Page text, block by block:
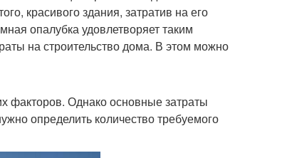
красивого здания, затратив на его
опалубка удовлетворяет таким
на строительство дома. В этом можно
факторов. Однако основные затраты
определить количество требуемого